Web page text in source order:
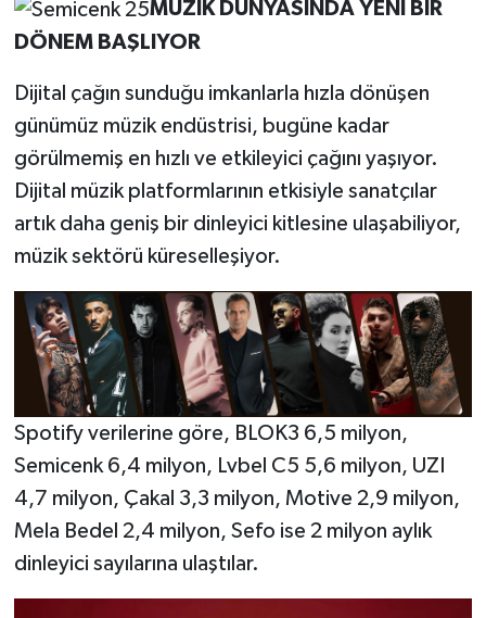
MÜZİK DÜNYASINDA YENİ BİR
DÖNEM BAŞLIYOR
Dijital çağın sunduğu imkanlarla hızla dönüşen
günümüz müzik endüstrisi, bugüne kadar
görülmemiş en hızlı ve etkileyici çağını yaşıyor.
Dijital müzik platformlarının etkisiyle sanatçılar
artık daha geniş bir dinleyici kitlesine ulaşabiliyor,
müzik sektörü küreselleşiyor.
Spotify verilerine göre, BLOK3 6,5 milyon,
Semicenk 6,4 milyon, Lvbel C5 5,6 milyon, UZI
4,7 milyon, Çakal 3,3 milyon, Motive 2,9 milyon,
Mela Bedel 2,4 milyon, Sefo ise 2 milyon aylık
dinleyici sayılarına ulaştılar.